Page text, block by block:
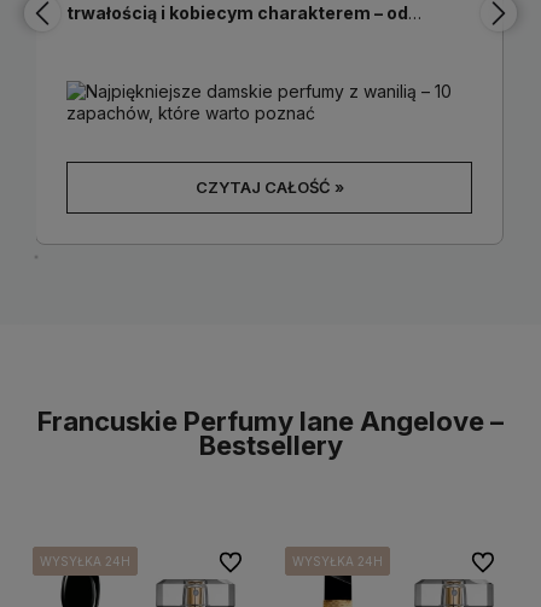
trwałością i kobiecym charakterem – od
warto poznać i znajdź zapach idealny dla
siebie.
CZYTAJ CAŁOŚĆ »
Francuskie Perfumy lane Angelove –
Bestsellery
WYSYŁKA 24H
WYSYŁKA 24H
WYSYŁKA 24H
WYSYŁKA 24H
WYSYŁKA 24H Do ulubionychWYSYŁKA 24H
WYSYŁKA 24H
WYSYŁKA 24H
WYSYŁKA 24H
WYSYŁKA 24H Do